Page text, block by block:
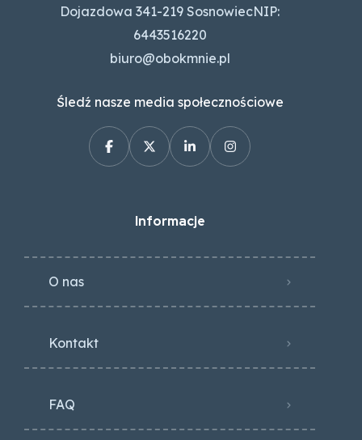
Dojazdowa 341-219 SosnowiecNIP:
6443516220
biuro@obokmnie.pl
Śledź nasze media społecznościowe
Informacje
O nas
Kontakt
FAQ